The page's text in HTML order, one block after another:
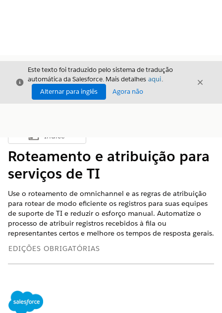
Fechar
Este texto foi traduzido pelo sistema de tradução
automática da Salesforce. Mais detalhes aqui.
Alternar para inglês
Agora não
Fechar
Mostrar índice
Índice
Roteamento e atribuição para
serviços de TI
Use o roteamento de omnichannel e as regras de atribuição
para rotear de modo eficiente os registros para suas equipes
de suporte de TI e reduzir o esforço manual. Automatize o
processo de atribuir registros recebidos à fila ou
representantes certos e melhore os tempos de resposta gerais.
EDIÇÕES OBRIGATÓRIAS
Disponível em: Edições
Unlimited